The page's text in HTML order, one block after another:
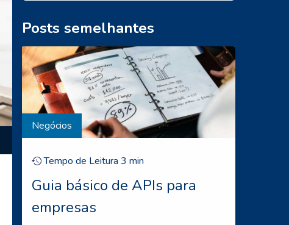
Posts semelhantes
Negócios
Tempo de Leitura 3 min
Guia básico de APIs para
empresas